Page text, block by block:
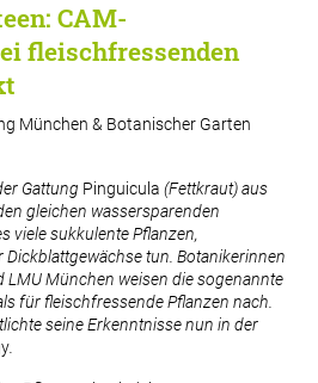
CAM-
fleischfressenden
München & Botanischer Garten
Gattung Pinguicula (Fettkraut) aus
gleichen wassersparenden
viele sukkulente Pflanzen,
Dickblattgewächse tun. Botanikerinnen
LMU München weisen die sogenannte
für fleischfressende Pflanzen nach.
seine Erkenntnisse nun in der